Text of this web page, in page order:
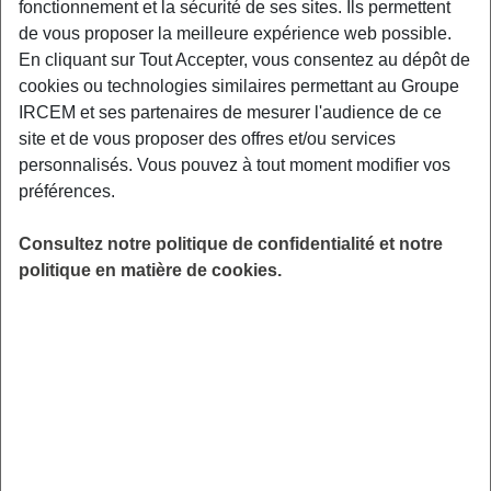
Reposez-vous 5 minutes avant de reprendre votre mesure.
Si les chiffres restent élevés, contactez votre médecin pour
un suivi, maisaucun appel aux urgences n’est requis.
Évitez aussi les efforts intenses et créez un environnement
calme. Saviez-vous que comprendre ces pics réduit
l’anxiété, évitant des crises répétées liées au stress ?
L’urgence hypertensive : une
Une urgence hypertensive se reconnaît par une tension
supérieure à 180/120 mmHg avec des signes inquiétants :
fonctionnement et la sécurité de ses sites. Ils permettent
de vous proposer la meilleure expérience web possible.
En cliquant sur Tout Accepter, vous consentez au dépôt de
cookies ou technologies similaires permettant au Groupe
IRCEM et ses partenaires de mesurer l'audience de ce
site et de vous proposer des offres et/ou services
personnalisés. Vous pouvez à tout moment modifier vos
préférences.
Consultez notre politique de confidentialité et notre
politique en matière de cookies.